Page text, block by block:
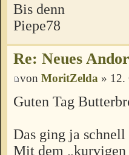
Bis denn
Piepe78
Re: Neues
von MoritZelda » 12.
Guten Tag
Das ging ja
Mit dem „kurvigen